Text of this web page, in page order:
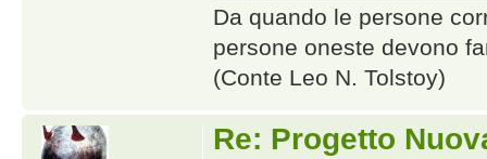
Da quando le persone
persone oneste devono
(Conte Leo N. Tolstoy)
Re: Progetto